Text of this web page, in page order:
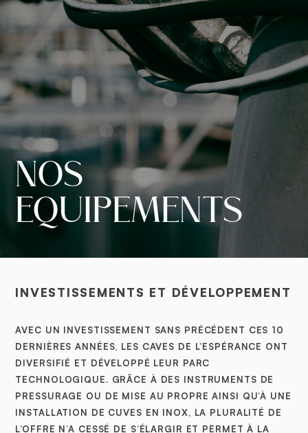
INVESTISSEMENTS ET DÉVELOPPEMENT
AVEC UN INVESTISSEMENT SANS PRÉCÉDENT CES 10
DERNIÈRES ANNÉES, LES CAVES DE L’ESPÉRANCE ONT
DIVERSIFIÉ ET DÉVELOPPÉ LEUR PARC
TECHNOLOGIQUE. GRÂCE À DES INSTRUMENTS DE
PRESSURAGE OU DE MISE AU PROPRE AINSI QU’À UNE
INSTALLATION DE CUVES EN INOX, LA PLURALITÉ DE
L’OFFRE N’A CESSÉ DE S’ÉLARGIR ET PERMET À LA
NOS
EQUIPEMENTS